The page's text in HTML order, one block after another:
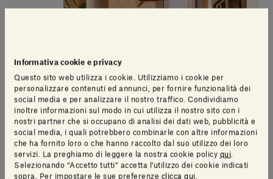
Informativa cookie e privacy
Questo sito web utilizza i cookie. Utilizziamo i cookie per
personalizzare contenuti ed annunci, per fornire funzionalità dei
social media e per analizzare il nostro traffico. Condividiamo
inoltre informazioni sul modo in cui utilizza il nostro sito con i
nostri partner che si occupano di analisi dei dati web, pubblicità e
social media, i quali potrebbero combinarle con altre informazioni
che ha fornito loro o che hanno raccolto dal suo utilizzo dei loro
servizi. La preghiamo di leggere la nostra cookie policy qui
Selezionando “Accetto tutti” accetta l’utilizzo dei cookie indicati
sopra. Per impostare le sue preferenze clicca qui